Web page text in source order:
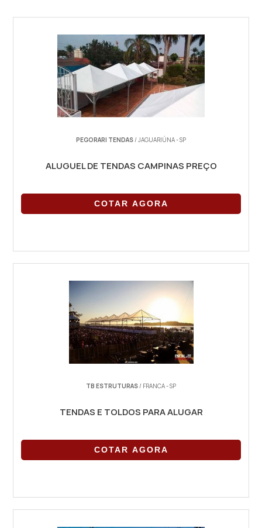
PEGORARI TENDAS/ JAGUARIÚNA - SP
ALUGUEL DE TENDAS CAMPINAS PREÇO
COTAR AGORA
TB ESTRUTURAS/ FRANCA - SP
TENDAS E TOLDOS PARA ALUGAR
COTAR AGORA